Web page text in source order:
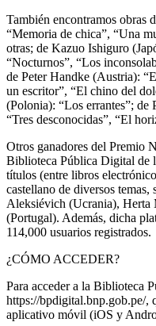
También encontramos obras
“Memoria de chica”, “Una
otras; de Kazuo Ishiguro
“Nocturnos”, “Los
de Peter Handke (Austria):
un escritor”, “El chino del
(Polonia): “Los errantes”;
“Tres desconocidas”, “El
Otros ganadores del Premio
Biblioteca Pública Digital de
títulos (entre libros
castellano de diversos
Aleksiévich (Ucrania), Herta
(Portugal). Además, dicha
114,000 usuarios registrados.
¿CÓMO ACCEDER?
Para acceder a la Biblioteca
https://bpdigital.bnp.gob.pe/,
aplicativo móvil (iOS y